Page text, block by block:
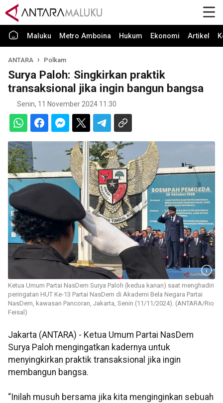
Maluku Metro Amboina Hukum Ekonomi Artikel
ANTARA Polkam
Surya Paloh: Singkirkan praktik
transaksional jika ingin bangun bangsa
Senin, 11 November 2024 11:30
Ketua Umum Partai NasDem Surya Paloh (kedua kanan) saat menghadiri
peringatan HUT Ke-13 Partai NasDem di Akademi Bela Negara Partai
NasDem, kawasan Pancoran, Jakarta, Senin (11/11/2024). (ANTARA/Rio
Feisal)
Jakarta (ANTARA) - Ketua Umum Partai NasDem
Surya Paloh mengingatkan kadernya untuk
menyingkirkan praktik transaksional jika ingin
membangun bangsa.
“Inilah musuh bersama jika kita menginginkan sebuah